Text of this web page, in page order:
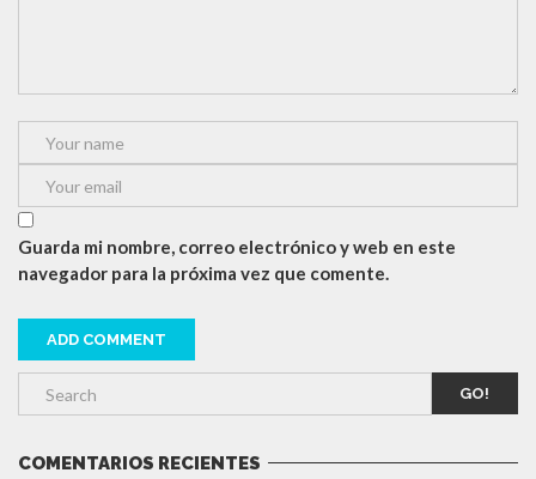
Guarda mi nombre, correo electrónico y web en este
navegador para la próxima vez que comente.
GO!
COMENTARIOS RECIENTES